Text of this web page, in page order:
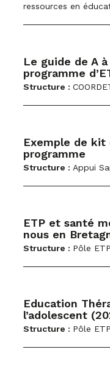
ressources en
Le guide de A
programme
Structure :
Exemple de kit
programme
Structure : Appui
ETP et santé
nous en
Structure : Pôle
Education
l’adolescent
Structure : Pôle